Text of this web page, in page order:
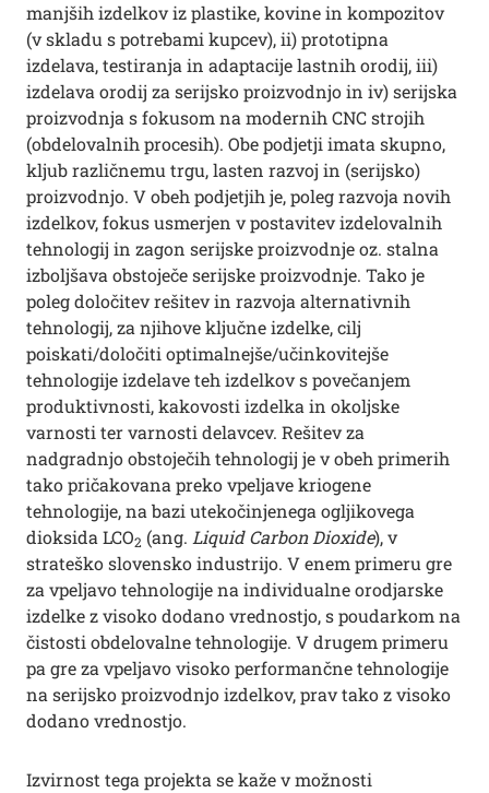
manjših izdelkov iz plastike, kovine in kompozitov
(v skladu s potrebami kupcev), ii) prototipna
izdelava, testiranja in adaptacije lastnih orodij, iii)
izdelava orodij za serijsko proizvodnjo in iv) serijska
proizvodnja s fokusom na modernih CNC strojih
(obdelovalnih procesih). Obe podjetji imata skupno,
kljub različnemu trgu, lasten razvoj in (serijsko)
proizvodnjo. V obeh podjetjih je, poleg razvoja novih
izdelkov, fokus usmerjen v postavitev izdelovalnih
tehnologij in zagon serijske proizvodnje oz. stalna
izboljšava obstoječe serijske proizvodnje. Tako je
poleg določitev rešitev in razvoja alternativnih
tehnologij, za njihove ključne izdelke, cilj
poiskati/določiti optimalnejše/učinkovitejše
tehnologije izdelave teh izdelkov s povečanjem
produktivnosti, kakovosti izdelka in okoljske
varnosti ter varnosti delavcev. Rešitev za
nadgradnjo obstoječih tehnologij je v obeh primerih
tako pričakovana preko vpeljave kriogene
tehnologije, na bazi utekočinjenega ogljikovega
dioksida LCO2 (ang. Liquid Carbon Dioxide), v
strateško slovensko industrijo. V enem primeru gre
za vpeljavo tehnologije na individualne orodjarske
izdelke z visoko dodano vrednostjo, s poudarkom na
čistosti obdelovalne tehnologije. V drugem primeru
pa gre za vpeljavo visoko performančne tehnologije
na serijsko proizvodnjo izdelkov, prav tako z visoko
dodano vrednostjo.
Izvirnost tega projekta se kaže v možnosti